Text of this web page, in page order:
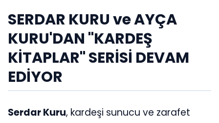
SERDAR KURU ve AYÇA
KURU'DAN "KARDEŞ
KİTAPLAR" SERİSİ DEVAM
EDİYOR
Serdar Kuru, kardeşi sunucu ve zarafet